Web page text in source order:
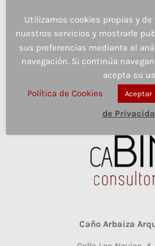
Caño Arbaiza
Utilizamos cookies propias y
nuestros servicios y mostrarle
sus preferencias mediante el
navegación. Si continúa
acepta su
Política de Cookies
Aceptar
de